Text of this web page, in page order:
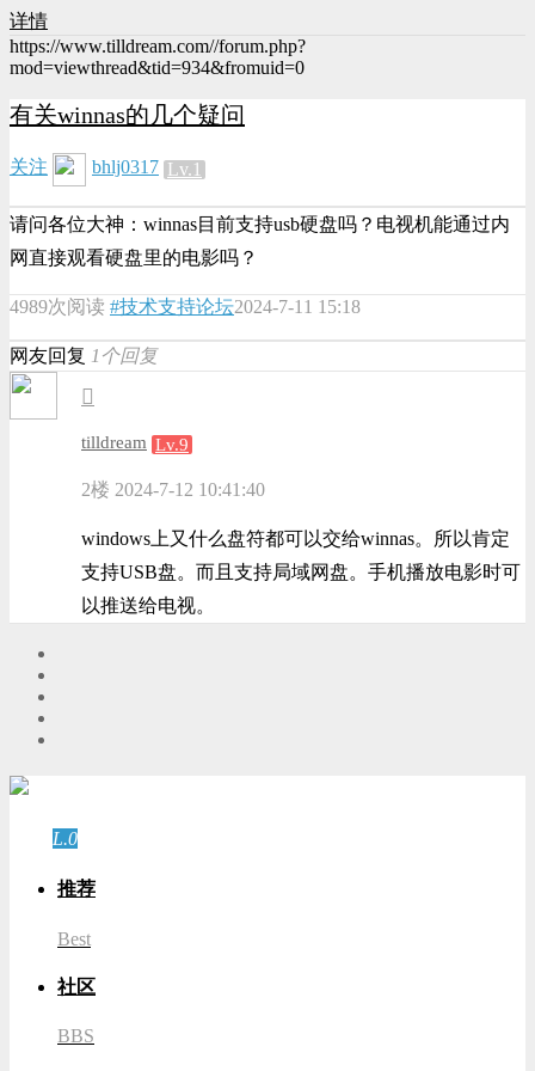
详情
https://www.tilldream.com//forum.php?
mod=viewthread&tid=934&fromuid=0
有关winnas的几个疑问
关注 bhlj0317 Lv.1
请问各位大神：winnas目前支持usb硬盘吗？电视机能通过内
网直接观看硬盘里的电影吗？
4989次阅读 #技术支持论坛2024-7-11 15:18
网友回复 1个回复
tilldream Lv.9
2楼 2024-7-12 10:41:40
windows上又什么盘符都可以交给winnas。所以肯定
支持USB盘。而且支持局域网盘。手机播放电影时可
以推送给电视。
L.0
推荐
Best
社区
BBS